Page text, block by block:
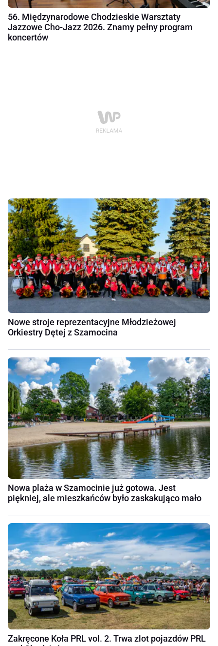
56. Międzynarodowe Chodzieskie Warsztaty
Jazzowe Cho-Jazz 2026. Znamy pełny program
koncertów
Nowe stroje reprezentacyjne Młodzieżowej
Orkiestry Dętej z Szamocina
Nowa plaża w Szamocinie już gotowa. Jest
piękniej, ale mieszkańców było zaskakująco mało
Zakręcone Koła PRL vol. 2. Trwa zlot pojazdów PRL